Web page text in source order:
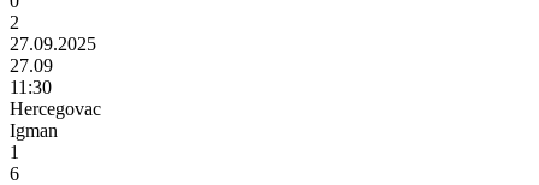
2
27.09.2025
27.09
11:30
Hercegovac
Igman
1
6